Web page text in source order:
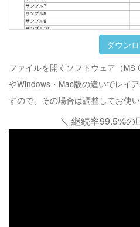
ダウン
ファイルを開くソフトウェア（MS
やWindows・Mac版の違いでレイ
すので、その場合は調整してお使い
＼ 継続率99.5%の